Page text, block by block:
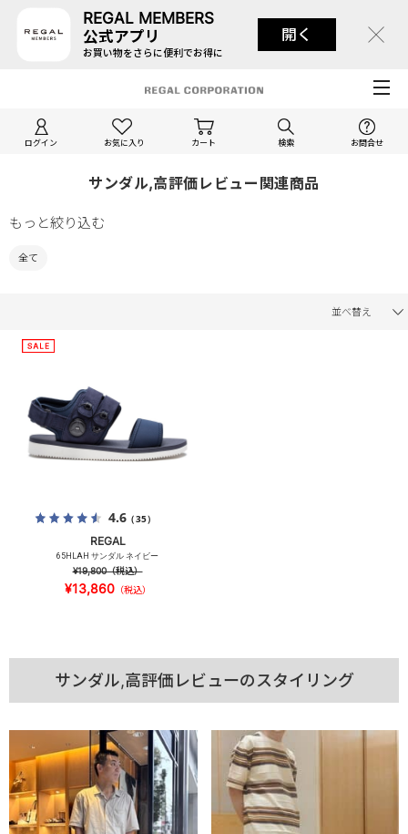
REGAL MEMBERS
公式アプリ
お買い物をさらに便利でお得に
開く
ログイン お気に入り カート 検索 お問合せ
サンダル,高評価レビュー関連商品
もっと絞り込む
全て
並べ替え
4.6（35）
REGAL
65HLAH サンダル ネイビー
¥19,800（税込）
¥13,860（税込）
サンダル,高評価レビューのスタイリング